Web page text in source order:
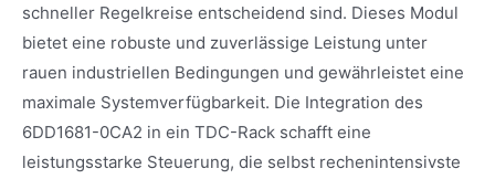
schneller Regelkreise entscheidend sind. Dieses Modul
bietet eine robuste und zuverlässige Leistung unter
rauen industriellen Bedingungen und gewährleistet eine
maximale Systemverfügbarkeit. Die Integration des
6DD1681-0CA2 in ein TDC-Rack schafft eine
leistungsstarke Steuerung, die selbst rechenintensivste